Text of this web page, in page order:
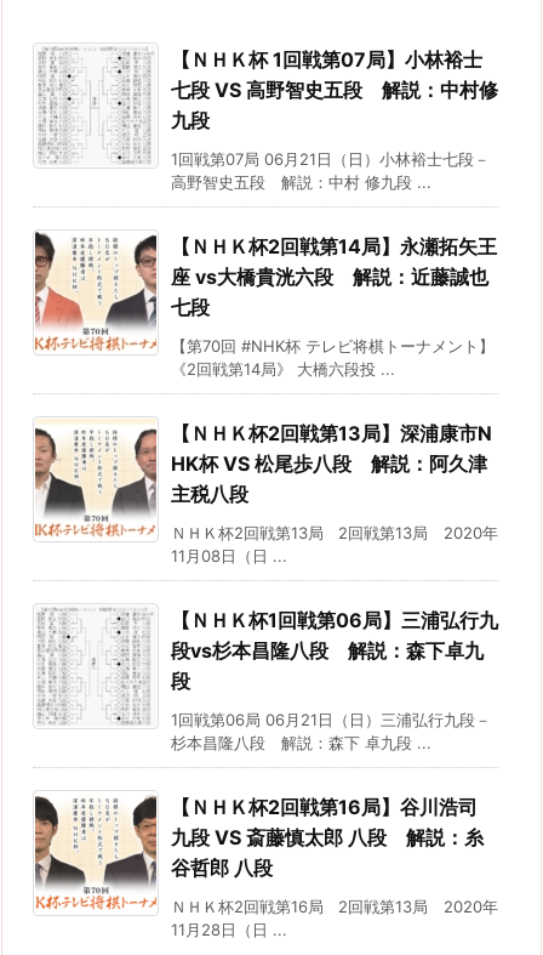
【ＮＨＫ杯 1回戦第07局】小林裕士
七段 VS 高野智史五段 解説：中村修
九段
1回戦第07局 06月21日（日）小林裕士七段－
高野智史五段 解説：中村 修九段 ...
【ＮＨＫ杯2回戦第14局】永瀬拓矢王
座 vs大橋貴洸六段 解説：近藤誠也
七段
【第70回 #NHK杯 テレビ将棋トーナメント】
《2回戦第14局》 大橋六段投 ...
【ＮＨＫ杯2回戦第13局】深浦康市N
HK杯 VS 松尾歩八段 解説：阿久津
主税八段
ＮＨＫ杯2回戦第13局 2回戦第13局 2020年
11月08日（日 ...
【ＮＨＫ杯1回戦第06局】三浦弘行九
段vs杉本昌隆八段 解説：森下卓九
段
1回戦第06局 06月21日（日）三浦弘行九段－
杉本昌隆八段 解説：森下 卓九段 ...
【ＮＨＫ杯2回戦第16局】谷川浩司
九段 VS 斎藤慎太郎 八段 解説：糸
谷哲郎 八段
ＮＨＫ杯2回戦第16局 2回戦第13局 2020年
11月28日（日 ...